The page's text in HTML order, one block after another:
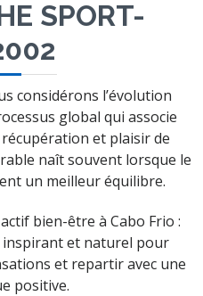
SPORT-
considérons l’évolution
global qui associe
et plaisir de
naît souvent lorsque le
un meilleur équilibre.
bien-être à Cabo Frio :
et naturel pour
et repartir avec une
positive.